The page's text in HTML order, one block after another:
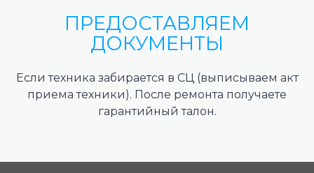
ПРЕДОСТАВЛЯЕМ
ДОКУМЕНТЫ
Если техника забирается в СЦ (выписываем акт
приема техники). После ремонта получаете
гарантийный талон.